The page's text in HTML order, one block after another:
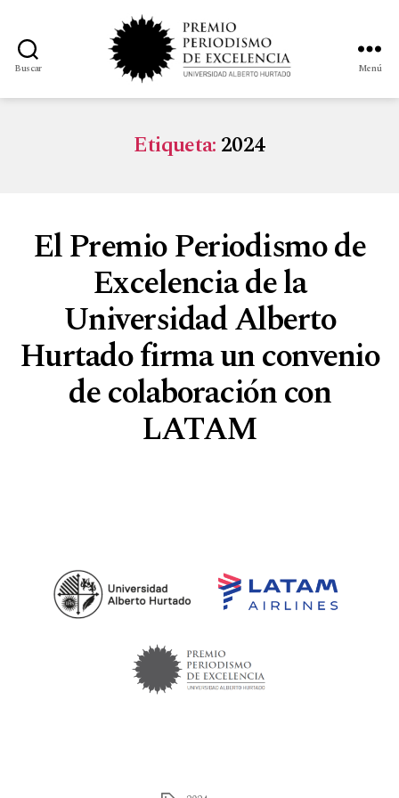
Buscar Menú
Etiqueta:2024
El Premio Periodismo de
Excelencia de la
Universidad Alberto
Hurtado firma un convenio
de colaboración con
LATAM